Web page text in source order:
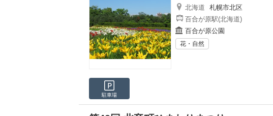
北海道
札幌市北区
百合が原駅(北海道)
百合が原公園
花・自然
駐車場